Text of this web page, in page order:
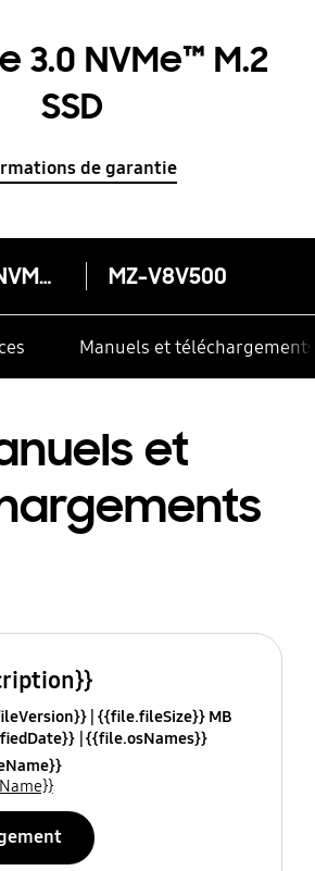
3.0 NVMe™ M.2
SSD
de garantie
980 PCIe 3.0 NVMe™ M.2 SSD MZ-V8V500
Manuels et téléchargements
et
{{file.fileSize}} MB
{{file.osNames}}